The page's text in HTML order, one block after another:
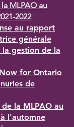
MLPAO au
2022
au rapport
générale
gestion de la
for Ontario
de
la MLPAO au
l'automne